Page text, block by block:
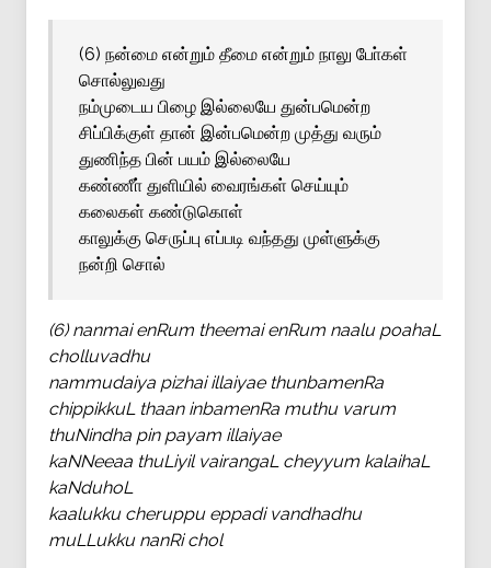
(6) நன்மை என்றும் தீமை என்றும் நாலு போ்கள்
சொல்லுவது
நம்முடைய பிழை இல்லையே துன்பமென்ற
சிப்பிக்குள் தான் இன்பமென்ற முத்து வரும்
துணிந்த பின் பயம் இல்லையே
கண்ணீா் துளியில் வைரங்கள் செய்யும்
கலைகள் கண்டுகொள்
காலுக்கு செருப்பு எப்படி வந்தது முள்ளுக்கு
நன்றி சொல்
(6) nanmai enRum theemai enRum naalu poahaL
cholluvadhu
nammudaiya pizhai illaiyae thunbamenRa
chippikkuL thaan inbamenRa muthu varum
thuNindha pin payam illaiyae
kaNNeeaa thuLiyil vairangaL cheyyum kalaihaL
kaNduhoL
kaalukku cheruppu eppadi vandhadhu
muLLukku nanRi chol